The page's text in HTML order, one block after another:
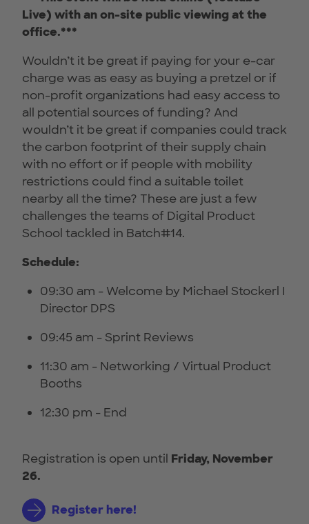
Live) with an on-site public viewing at the
office.***
Wouldn’t it be great if paying for your e-car
charge was as easy as buying a pretzel or if
non-profit organizations had easy access to
all potential sources of funding? And
wouldn’t it be great if companies could track
the carbon footprint of their supply chain
with no effort or if people with mobility
restrictions could find a suitable toilet
nearby all the time? These are just a few
challenges the teams of Digital Product
School tackled in Batch#14.
Schedule:
09:30 am - Welcome by Michael Stockerl I
Director DPS
09:45 am - Sprint Reviews
11:30 am - Networking / Virtual Product
Booths
12:30 pm - End
Registration is open until Friday, November
26.
Register here!